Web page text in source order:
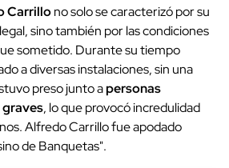
Carrillono solo se caracterizó por su
sino también por las condiciones
sometido. Durante su tiempo
a diversas instalaciones, sin una
preso junto apersonas
, lo que provocó incredulidad
Alfredo Carrillo fue apodado
de Banquetas".